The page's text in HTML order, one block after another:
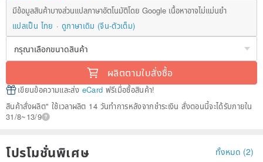
มีข้อมูลสินค้าบางส่วนแปลภาษาอัตโนมัติโดย Google เนื้อหาอาจไม่แม่นยำ
แปลเป็น ไทย
ดูภาษาเดิม (จีน-ตัวเต็ม)
ผลิตตามใบสั่งซื้อ
เขียนข้อความและส่ง eCard ฟรีเมื่อซื้อสินค้า!
สินค้าสั่งผลิต" ใช้เวลาผลิต 14 วันทำการหลังจากชำระเงิน สั่งตอนนี้จะได้รับภายใน
31/8~13/9
โปรโมชั่นพิเศษ ทั้งหมด (2)